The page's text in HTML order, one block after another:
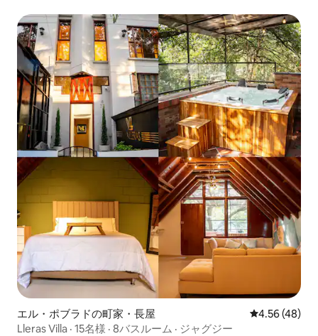
エル・ポブラドの町家・長屋 レビュー48
4.56 (48)
Lleras Villa · 15名様 · 8バスルーム · ジャグジー